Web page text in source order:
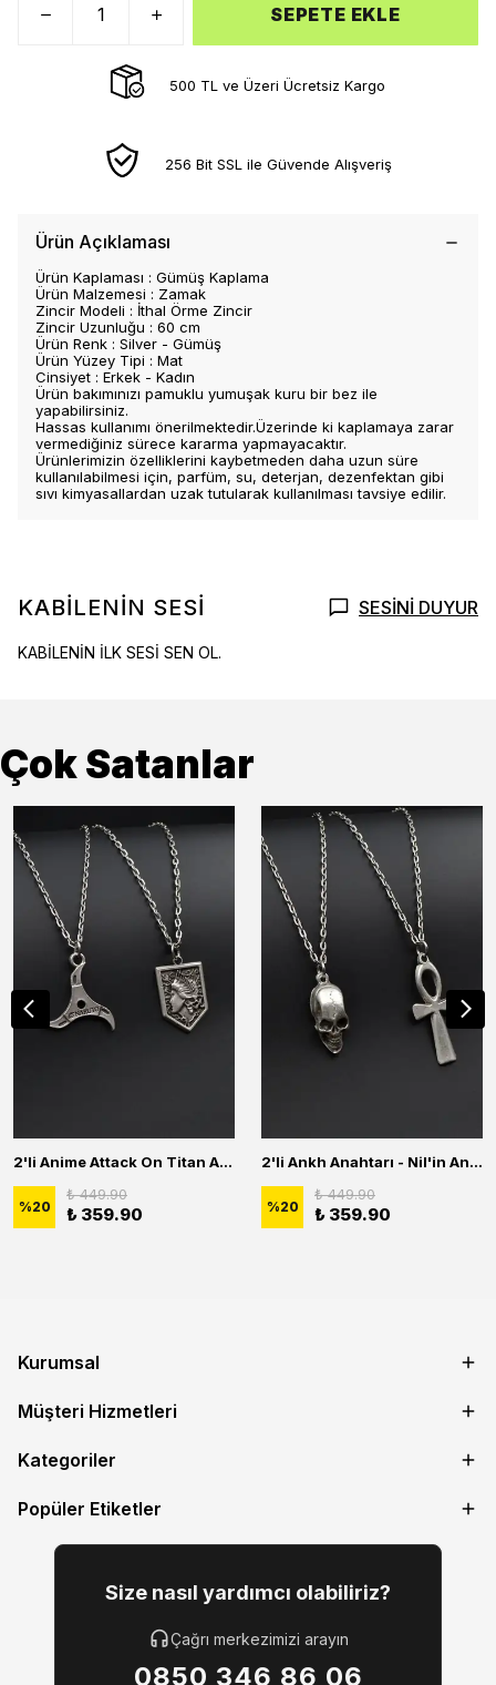
SEPETE EKLE
500 TL ve Üzeri Ücretsiz Kargo
256 Bit SSL ile Güvende Alışveriş
Ürün Açıklaması
Ürün Kaplaması : Gümüş Kaplama
Ürün Malzemesi : Zamak
Zincir Modeli : İthal Örme Zincir
Zincir Uzunluğu : 60 cm
Ürün Renk : Silver - Gümüş
Ürün Yüzey Tipi : Mat
Cinsiyet : Erkek - Kadın
Ürün bakımınızı pamuklu yumuşak kuru bir bez ile
yapabilirsiniz.
Hassas kullanımı önerilmektedir.Üzerinde ki kaplamaya zarar
vermediğiniz sürece kararma yapmayacaktır.
Ürünlerimizin özelliklerini kaybetmeden daha uzun süre
kullanılabilmesi için, parfüm, su, deterjan, dezenfektan gibi
sıvı kimyasallardan uzak tutularak kullanılması tavsiye edilir.
KABİLENİN SESİ SESİNİ DUYUR
KABİLENİN İLK SESİ SEN OL.
Çok Satanlar
2'li Anime Attack On Titan Acrylic Maria Anime Naruto Erkek Kadın Kolye Seti
%20
₺ 449.90
₺ 359.90
2'li Ankh Anahtarı - Nil'in Anahtarı - Kuru Kafa Erkek Kadın Kolye Seti
%20
₺ 449.90
₺ 359.90
Kurumsal
Müşteri Hizmetleri
Kategoriler
Popüler Etiketler
Size nasıl yardımcı olabiliriz?
Çağrı merkezimizi arayın
0850 346 86 06